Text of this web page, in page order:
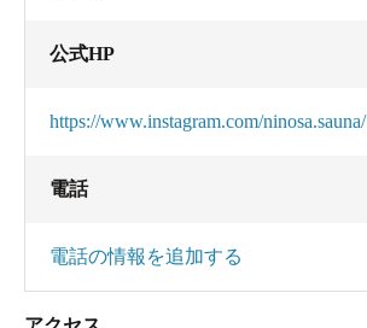
公式HP
https://www.instagram.com/ninosa.sauna/
電話
電話の情報を追加する